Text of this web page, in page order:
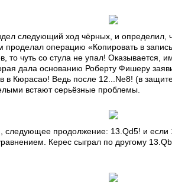
следующий ход чёрных, и определил,
проделал операцию «Копировать в
то чуть со стула не упал! Оказывается,
дала основанию Роберту Фишеру
в Кюрасао! Ведь после 12...Ne8! (в
встают серьёзные проблемы.
следующее продолжение: 13.Qd5! и
Керес сыграл по другому